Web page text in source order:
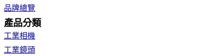
品牌總覽
產品分類
工業相機
工業鏡頭